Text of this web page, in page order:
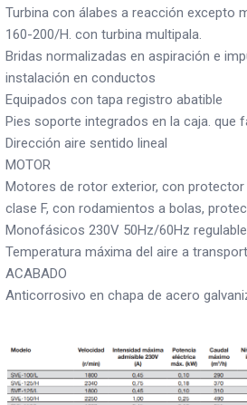
Turbina con álabes a reacción excepto
160-200/H. con turbina multipala.
Bridas normalizadas en aspiración e
instalación en conductos
Equipados con tapa registro abatible
Pies soporte integrados en la caja. que
Dirección aire sentido lineal
MOTOR
Motores de rotor exterior, con protector
clase F, con rodamientos a bolas,
Monofásicos 230V 50Hz/60Hz
Temperatura máxima del aire a
ACABADO
Anticorrosivo en chapa de acero